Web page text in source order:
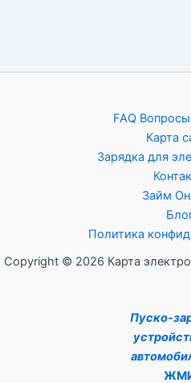
FAQ
Карта
Зарядка для
Займ
Политика
Copyright © 2026 Карта
Пуско-